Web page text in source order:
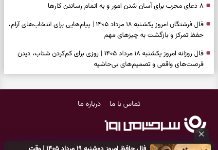
۸ دعای مجرب برای آسان شدن امور و به اتمام رساندن کار‌ها
فال فرشتگان امروز یکشنبه ۱۸ مرداد ۱۴۰۵ | پیام‌هایی برای انتخاب‌های آرام،
حفظ تمرکز و بازگشت به چیزهای مهم
فال روزانه امروز یکشنبه ۱۸ مرداد ۱۴۰۵ | روزی برای کم‌کردن شتاب، دیدن
فرصت‌های واقعی و تصمیم‌های بی‌حاشیه
واقعی، کم‌کردن بار اضافه و تصمیم بدون عجله
تماس با ما درباره ما